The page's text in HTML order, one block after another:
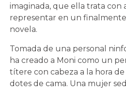
imaginada, que ella trata con
representar en un
novela.
Tomada de una personal
ha creado a Moni como un
títere con cabeza a la hora
dotes de cama. Una mujer